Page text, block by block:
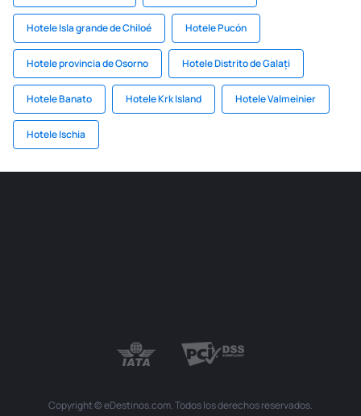
Hotele Isla grande de Chiloé Hotele Pucón
Hotele provincia de Osorno Hotele Distrito de Galați
Hotele Banato Hotele Krk Island Hotele Valmeinier
Hotele Ischia
Copyright © eDestinos.com. Todos los derechos reservados.